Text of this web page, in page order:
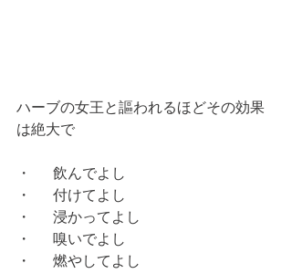
ハーブの女王と謳われるほどその効果
は絶大で
・	飲んでよし
・	付けてよし
・	浸かってよし
・	嗅いでよし
・	燃やしてよし